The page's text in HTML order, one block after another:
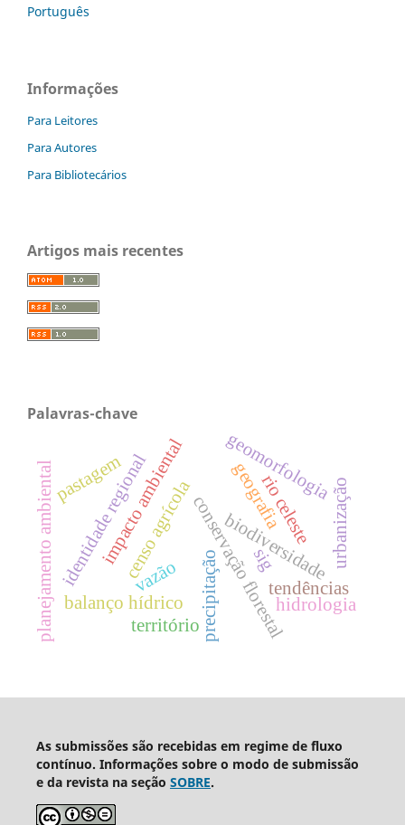
Português
Informações
Para Leitores
Para Autores
Para Bibliotecários
Artigos mais recentes
Palavras-chave
conservação florestal
impacto ambiental
censo agrícola biodiversidade
rio celeste
tendências
precipitação
vazão
balanço hídrico
geomorfologia
hidrologia
planejamento ambiental território
identidade regional
pastagem urbanização
geografia
sig
As submissões são recebidas em regime de fluxo
contínuo. Informações sobre o modo de submissão
e da revista na seção SOBRE.